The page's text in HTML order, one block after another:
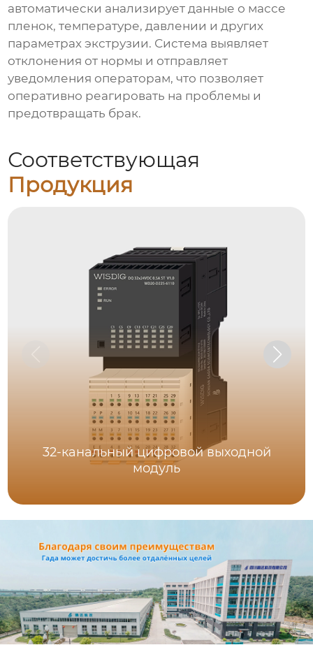
автоматически анализирует данные о массе
пленок, температуре, давлении и других
параметрах экструзии. Система выявляет
отклонения от нормы и отправляет
уведомления операторам, что позволяет
оперативно реагировать на проблемы и
предотвращать брак.
Соответствующая
Продукция
32-канальный цифровой выходной
модуль